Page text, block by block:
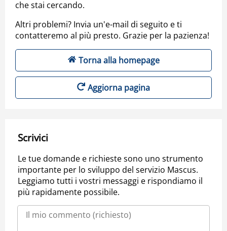
che stai cercando.
Altri problemi? Invia un'e-mail di seguito e ti
contatteremo al più presto. Grazie per la pazienza!
Torna alla homepage
Aggiorna pagina
Scrivici
Le tue domande e richieste sono uno strumento
importante per lo sviluppo del servizio Mascus.
Leggiamo tutti i vostri messaggi e rispondiamo il
più rapidamente possibile.